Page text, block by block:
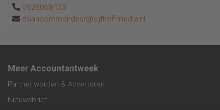
0628068433
daancommandeur@sijthoffmedia.nl
Meer Accountantweek
Partner worden & Adverteren
Nieuwsbrief